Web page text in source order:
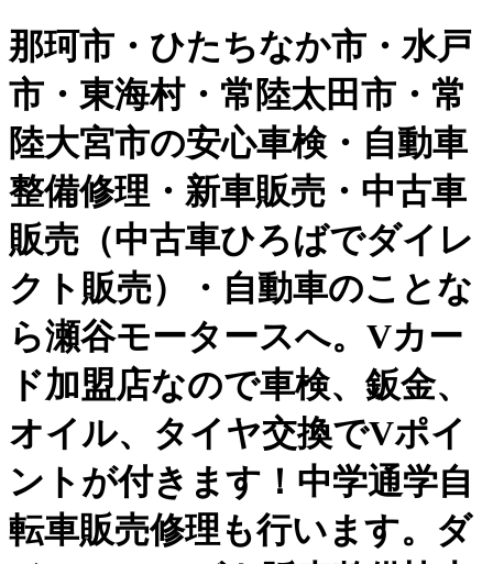
那珂市・ひたちなか市・水戸
市・東海村・常陸太田市・常
陸大宮市の安心車検・自動車
整備修理・新車販売・中古車
販売（中古車ひろばでダイレ
クト販売）・自動車のことな
ら瀬谷モータースへ。Vカー
ド加盟店なので車検、鈑金、
オイル、タイヤ交換でVポイ
ントが付きます！中学通学自
転車販売修理も行います。ダ